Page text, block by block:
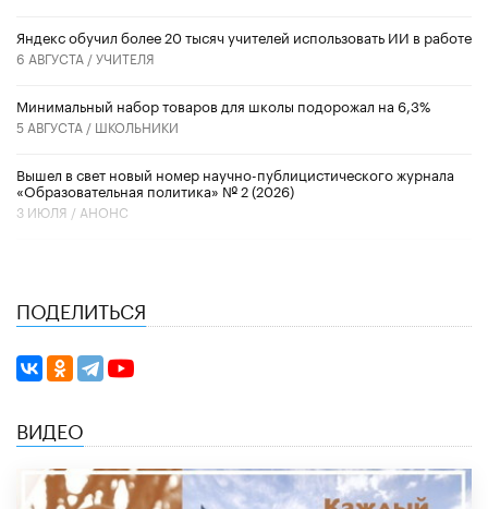
​Яндекс обучил более 20 тысяч учителей использовать ИИ в работе
6 АВГУСТА /УЧИТЕЛЯ
Минимальный набор товаров для школы подорожал на 6,3%
5 АВГУСТА / ШКОЛЬНИКИ
Вышел в свет новый номер научно-публицистического журнала
«Образовательная политика» № 2 (2026)
3 ИЮЛЯ / АНОНС
ПОДЕЛИТЬСЯ
ВИДЕО